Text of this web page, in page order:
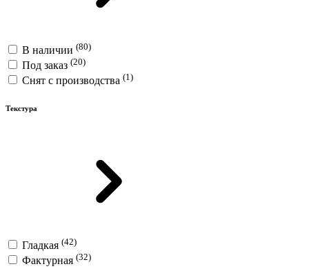
В наличии (80)
Под заказ (20)
Снят с производства (1)
Текстура
Гладкая (42)
Фактурная (32)